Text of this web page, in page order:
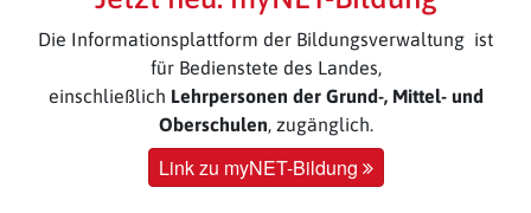
Die Informationsplattform der Bildungsverwaltung ist
für Bedienstete des Landes,
einschließlich Lehrpersonen der Grund-, Mittel- und
Oberschulen, zugänglich.
Link zu myNET-Bildung